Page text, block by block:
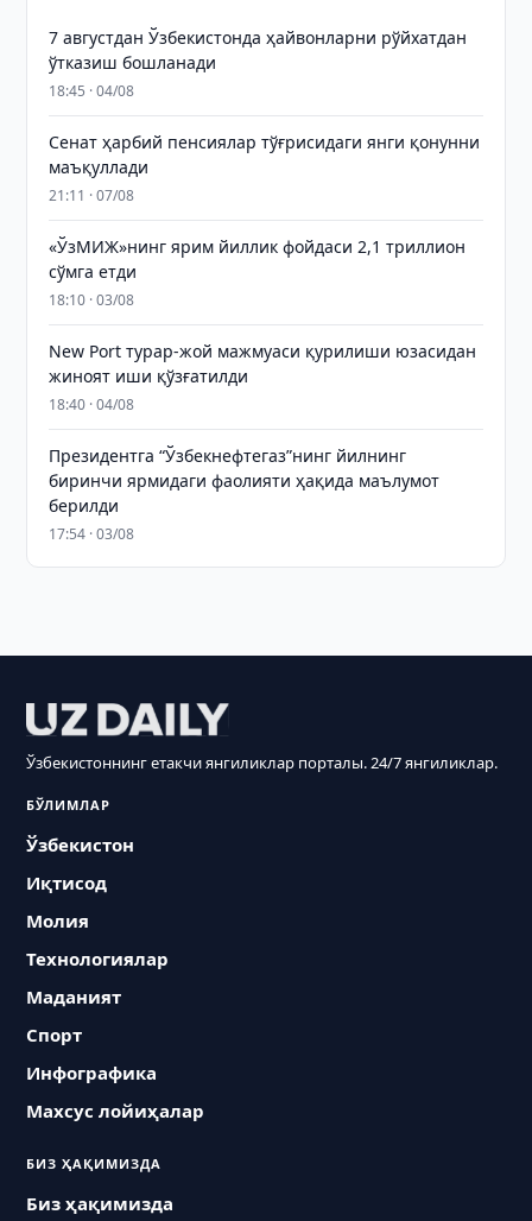
7 августдан Ўзбекистонда ҳайвонларни рўйхатдан
ўтказиш бошланади
18:45 · 04/08
Сенат ҳарбий пенсиялар тўғрисидаги янги қонунни
маъқуллади
21:11 · 07/08
«ЎзМИЖ»нинг ярим йиллик фойдаси 2,1 триллион
сўмга етди
18:10 · 03/08
New Port турар-жой мажмуаси қурилиши юзасидан
жиноят иши қўзғатилди
18:40 · 04/08
Президентга “Ўзбекнефтегаз”нинг йилнинг
биринчи ярмидаги фаолияти ҳақида маълумот
берилди
17:54 · 03/08
Ўзбекистоннинг етакчи янгиликлар порталы. 24/7 янгиликлар.
БЎЛИМЛАР
Ўзбекистон
Иқтисод
Молия
Технологиялар
Маданият
Спорт
Инфографика
Махсус лойиҳалар
БИЗ ҲАҚИМИЗДА
Биз ҳақимизда